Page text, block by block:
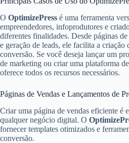
O OptimizePress é uma ferramenta
empreendedores, infoprodutores e
diferentes finalidades. Desde páginas
e geração de leads, ele facilita a criação
conversão. Se você deseja lançar um
de marketing ou criar uma plataforma
oferece todos os recursos necessários.
Páginas de Vendas e Lançamentos de
Criar uma página de vendas eficiente é
qualquer negócio digital. O
fornecer templates otimizados e
conversão.